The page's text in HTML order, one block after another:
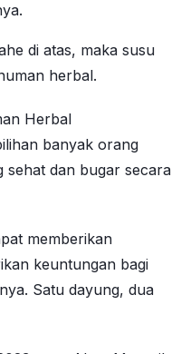
di atas, maka susu
herbal.
Herbal
banyak orang
sehat dan bugar secara
memberikan
keuntungan bagi
Satu dayung, dua